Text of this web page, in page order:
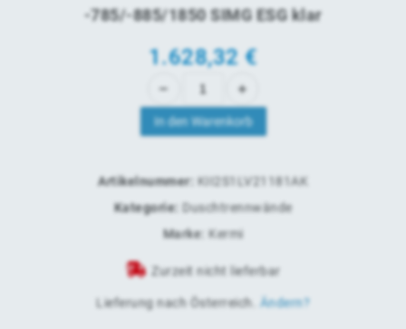
-785/-885/1850 SIMG ESG klar
1.628,32€
In den Warenkorb
Artikelnummer: KII2S1LV21181AK
Kategorie:
Duschtrennwände
Marke: Kermi
Zurzeit nicht lieferbar
Lieferung nach Österreich Ändern?